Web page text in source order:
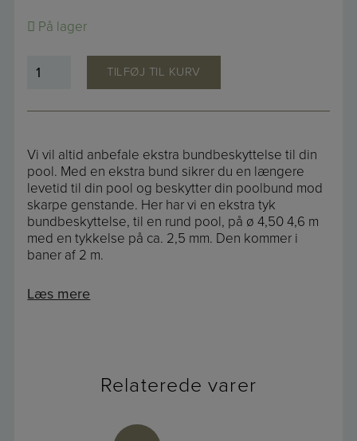
På lager
Bundbeskyttelse
Pool
TILFØJ TIL KURV
Vi vil altid anbefale ekstra bundbeskyttelse til din
pool. Med en ekstra bund sikrer du en længere
levetid til din pool og beskytter din poolbund mod
skarpe genstande. Her har vi en ekstra tyk
bundbeskyttelse, til en rund pool, på ø 4,50 4,6 m
med en tykkelse på ca. 2,5 mm. Den kommer i
baner af 2 m.
Læs mere
Relaterede varer